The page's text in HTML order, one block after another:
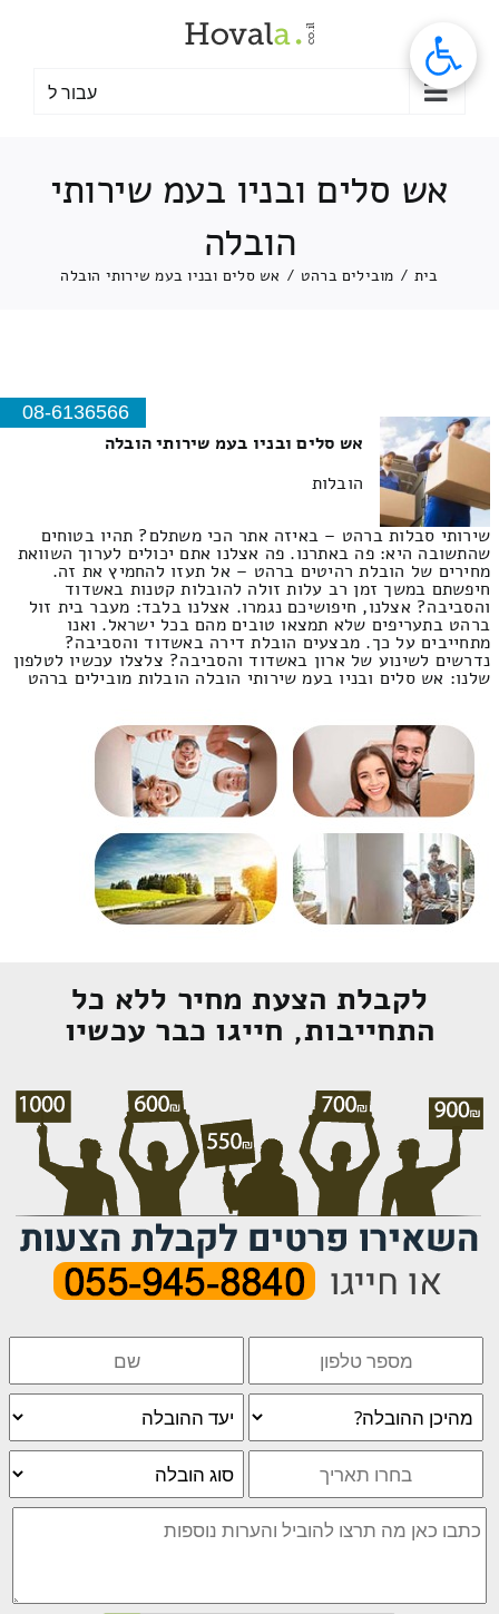
עבור ל
אש סלים ובניו בעמ שירותי
הובלה
בית / מובילים ברהט / אש סלים ובניו בעמ שירותי הובלה
08-6136566
אש סלים ובניו בעמ שירותי הובלה
הובלות
שירותי סבלות ברהט – באיזה אתר הכי משתלם? תהיו בטוחים
שהתשובה היא: פה באתרנו. פה אצלנו אתם יכולים לערוך השוואת
מחירים של הובלת רהיטים ברהט – אל תעזו להחמיץ את זה.
חיפשתם במשך זמן רב עלות זולה להובלות קטנות באשדוד
והסביבה? אצלנו, חיפושיכם נגמרו. אצלנו בלבד: מעבר בית זול
ברהט בתעריפים שלא תמצאו טובים מהם בכל ישראל. ואנו
מתחייבים על כך. מבצעים הובלת דירה באשדוד והסביבה?
נדרשים לשינוע של ארון באשדוד והסביבה? צלצלו עכשיו לטלפון
שלנו: אש סלים ובניו בעמ שירותי הובלה הובלות מובילים ברהט
לקבלת הצעת מחיר ללא כל
התחייבות, חייגו כבר עכשיו